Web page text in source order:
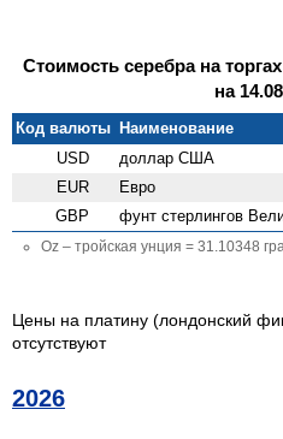
Стоимость серебра на
на
Код валюты Наименование
USD
доллар США
EUR Евро
GBP фунт стерлингов
Oz – тройская унция = 31.10348
Цены на платину (лондонский
отсутствуют
2026